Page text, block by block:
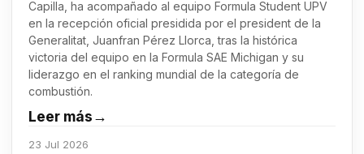
Capilla, ha acompañado al equipo Formula Student UPV
en la recepción oficial presidida por el president de la
Generalitat, Juanfran Pérez Llorca, tras la histórica
victoria del equipo en la Formula SAE Michigan y su
liderazgo en el ranking mundial de la categoría de
combustión.
Leer más→
23 Jul 2026